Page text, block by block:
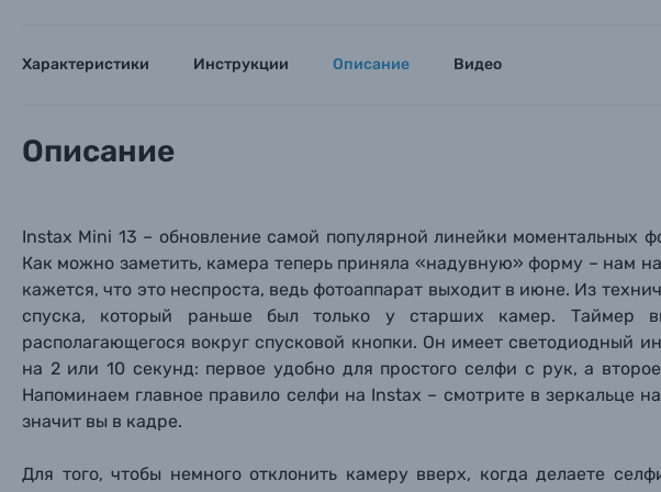
Каталог товаров
Цифровые фотоаппараты
Характеристики Инструкции Описание Видео
Описание
Instax Mini 13 – обновление самой популярной линейки моментальных
Как можно заметить, камера теперь приняла «надувную» форму – нам
кажется, что это неспроста, ведь фотоаппарат выходит в июне. Из
спуска, который раньше был только у старших камер. Таймер
располагающегося вокруг спусковой кнопки. Он имеет светодиодный
на 2 или 10 секунд: первое удобно для простого селфи с рук, а
Напоминаем главное правило селфи на Instax – смотрите в зеркальце
значит вы в кадре.
Для того, чтобы немного отклонить камеру вверх, когда делаете